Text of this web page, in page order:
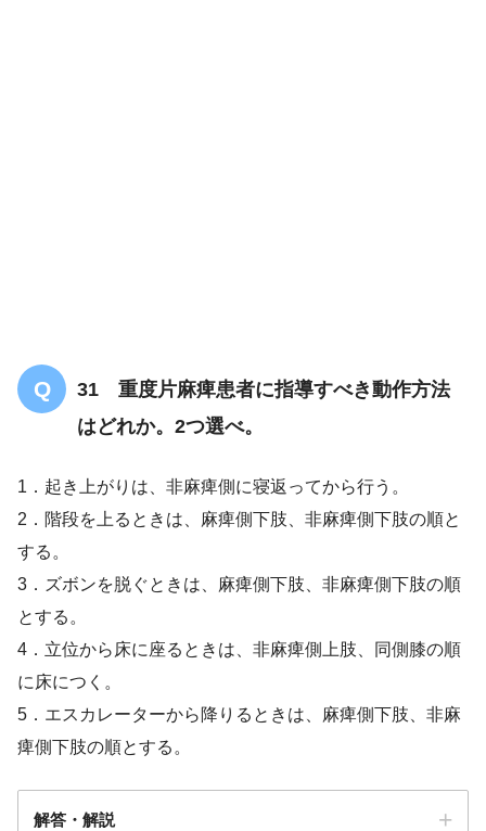
31 重度片麻痺患者に指導すべき動作方法
はどれか。2つ選べ。
1．起き上がりは、非麻痺側に寝返ってから行う。
2．階段を上るときは、麻痺側下肢、非麻痺側下肢の順と
する。
3．ズボンを脱ぐときは、麻痺側下肢、非麻痺側下肢の順
とする。
4．立位から床に座るときは、非麻痺側上肢、同側膝の順
に床につく。
5．エスカレーターから降りるときは、麻痺側下肢、非麻
痺側下肢の順とする。
解答・解説